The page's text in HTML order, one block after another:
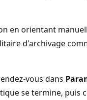
orientant
d'archivage
vous dans
se termine, puis